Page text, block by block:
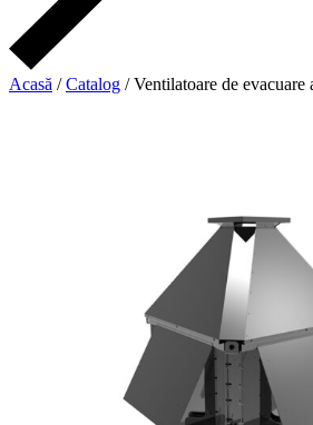
Acasă /Catalog /Ventilatoare de